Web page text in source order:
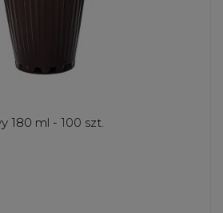
180 ml - 100 szt.